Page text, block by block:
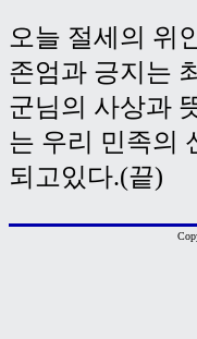
오늘 절세의 위
존엄과 긍지는
군님의 사상과
는 우리 민족의
되고있다.(끝)